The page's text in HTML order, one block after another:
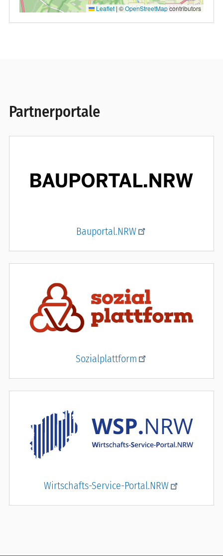
Leaflet | ©OpenStreetMapcontributors
Partnerportale
Bauportal.NRW
Sozialplattform
Wirtschafts-Service-Portal.NRW